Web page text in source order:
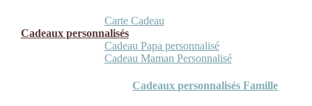
Carte Cadeau
Cadeaux personnalisés
Cadeau Papa personnalisé
Cadeau Maman Personnalisé
Cadeaux personnalisés Famille